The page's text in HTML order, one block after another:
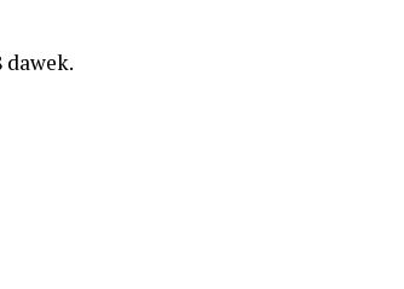
dawek.